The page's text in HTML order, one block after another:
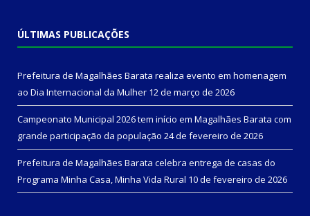
ÚLTIMAS PUBLICAÇÕES
Prefeitura de Magalhães Barata realiza evento em homenagem
ao Dia Internacional da Mulher 12 de março de 2026
Campeonato Municipal 2026 tem início em Magalhães Barata com
grande participação da população 24 de fevereiro de 2026
Prefeitura de Magalhães Barata celebra entrega de casas do
Programa Minha Casa, Minha Vida Rural 10 de fevereiro de 2026